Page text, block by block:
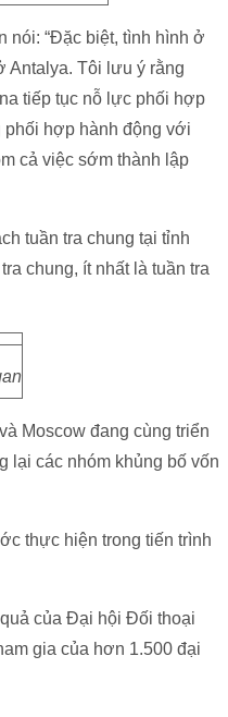
nói: “Đặc biệt, tình hình ở
Antalya. Tôi lưu ý rằng
tiếp tục nỗ lực phối hợp
phối hợp hành động với
cả việc sớm thành lập
tuần tra chung tại tỉnh
chung, ít nhất là tuần tra
Moscow đang cùng triển
lại các nhóm khủng bố vốn
thực hiện trong tiến trình
của Đại hội Đối thoại
gia của hơn 1.500 đại